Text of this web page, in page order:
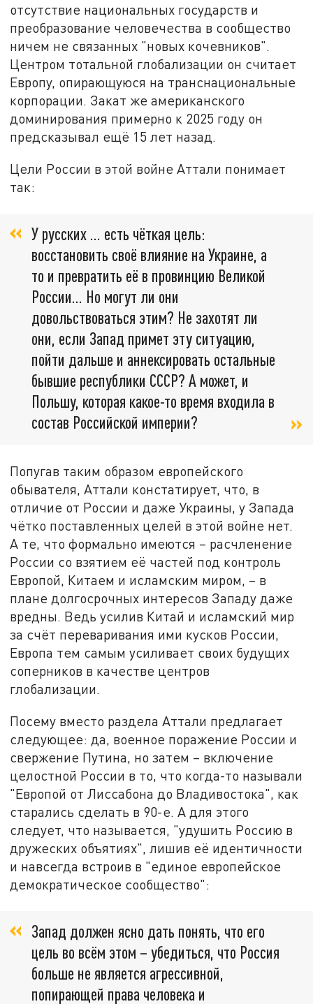
отсутствие национальных государств и
преобразование человечества в сообщество
ничем не связанных "новых кочевников".
Центром тотальной глобализации он считает
Европу, опирающуюся на транснациональные
корпорации. Закат же американского
доминирования примерно к 2025 году он
предсказывал ещё 15 лет назад.
Цели России в этой войне Аттали понимает
так:
У русских … есть чёткая цель:
восстановить своё влияние на Украине, а
то и превратить её в провинцию Великой
России… Но могут ли они
довольствоваться этим? Не захотят ли
они, если Запад примет эту ситуацию,
пойти дальше и аннексировать остальные
бывшие республики СССР? А может, и
Польшу, которая какое-то время входила в
состав Российской империи?
Попугав таким образом европейского
обывателя, Аттали констатирует, что, в
отличие от России и даже Украины, у Запада
чётко поставленных целей в этой войне нет.
А те, что формально имеются – расчленение
России со взятием её частей под контроль
Европой, Китаем и исламским миром, – в
плане долгосрочных интересов Западу даже
вредны. Ведь усилив Китай и исламский мир
за счёт переваривания ими кусков России,
Европа тем самым усиливает своих будущих
соперников в качестве центров
глобализации.
Посему вместо раздела Аттали предлагает
следующее: да, военное поражение России и
свержение Путина, но затем – включение
целостной России в то, что когда-то называли
"Европой от Лиссабона до Владивостока", как
старались сделать в 90-е. А для этого
следует, что называется, "удушить Россию в
дружеских объятиях", лишив её идентичности
и навсегда встроив в "единое европейское
демократическое сообщество":
Запад должен ясно дать понять, что его
цель во всём этом – убедиться, что Россия
больше не является агрессивной,
попирающей права человека и